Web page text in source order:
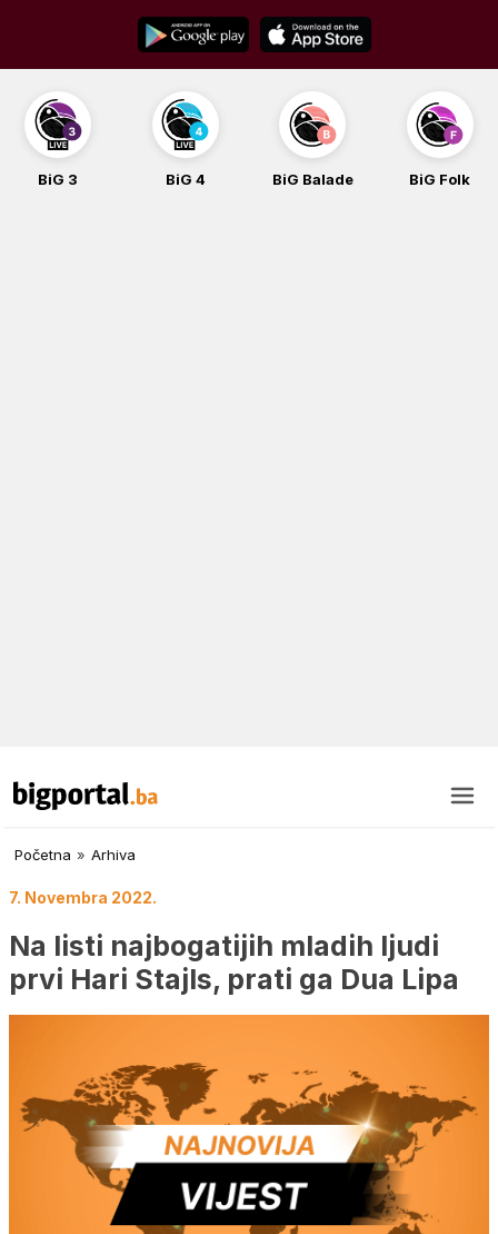
content
BiG 3 BiG 4 BiG Balade BiG Folk
Početna » Arhiva
7. Novembra 2022.
Na listi najbogatijih mladih ljudi
prvi Hari Stajls, prati ga Dua Lipa